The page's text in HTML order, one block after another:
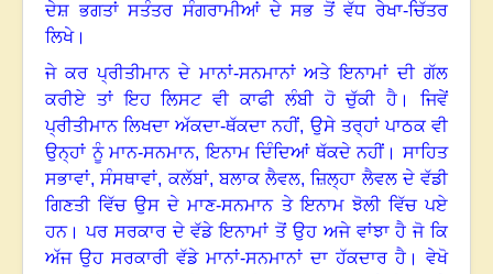
ਦੇਸ਼ ਭਗਤਾਂ ਸਤੰਤਰ ਸੰਗਰਾਮੀਆਂ ਦੇ ਸਭ ਤੋਂ ਵੱਧ ਰੇਖਾ-ਚਿੱਤਰ
ਲਿਖੇ।
ਜੇ ਕਰ ਪ੍ਰੀਤੀਮਾਨ ਦੇ ਮਾਨਾਂ-ਸਨਮਾਨਾਂ ਅਤੇ ਇਨਾਮਾਂ ਦੀ ਗੱਲ
ਕਰੀਏ ਤਾਂ ਇਹ ਲਿਸਟ ਵੀ ਕਾਫੀ ਲੰਬੀ ਹੋ ਚੁੱਕੀ ਹੈ ।ਜਿਵੇਂ
ਪ੍ਰੀਤੀਮਾਨ ਲਿਖਦਾ ਅੱਕਦਾ-ਥੱਕਦਾ ਨਹੀਂ, ਉਸੇ ਤਰ੍ਹਾਂ ਪਾਠਕ ਵੀ
ਉਨ੍ਹਾਂ ਨੂੰ ਮਾਨ-ਸਨਮਾਨ,ਇਨਾਮ ਦਿੰਦਿਆਂ ਥੱਕਦੇ ਨਹੀਂ। ਸਾਹਿਤ
ਸਭਾਵਾਂ,ਸੰਸਥਾਵਾਂ,ਕਲੱਬਾਂ,ਬਲਾਕ ਲੈਵਲ, ਜ਼ਿਲ੍ਹਾ ਲੈਵਲ ਦੇ ਵੱਡੀ
ਗਿਣਤੀ ਵਿੱਚ ਉਸ ਦੇ ਮਾਣ-ਸਨਮਾਨ ਤੇ ਇਨਾਮ ਝੋਲੀ ਵਿੱਚ ਪਏ
ਹਨ।ਪਰ ਸਰਕਾਰ ਦੇ ਵੱਡੇ ਇਨਾਮਾਂ ਤੋਂ ਉਹ ਅਜੇ ਵਾਂਝਾ ਹੈ ਜੋ ਕਿ
ਅੱਜ ਉਹ ਸਰਕਾਰੀ ਵੱਡੇ ਮਾਨਾਂ-ਸਨਮਾਨਾਂ ਦਾ ਹੱਕਦਾਰ ਹੈ । ਵੇਖੋ